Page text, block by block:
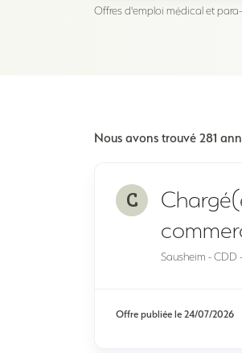
Offres d'emploi médical et
Nous avons trouvé 281
C
Sausheim - CDD
Offre publiée le24/07/2026